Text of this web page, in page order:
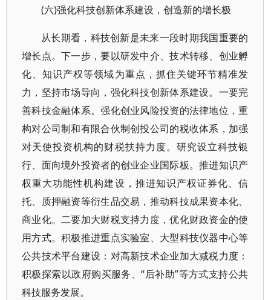
(六)强化科技创新体系建设，创造新的增长极
从长期看，科技创新是未来一段时期我国重要的
增长点。下一步，要以研发中介、技术转移、创业孵
化、知识产权等领域为重点，抓住关键环节精准发
力，坚持市场导向，强化科技创新体系建设。一要完
善科技金融体系。强化创业风险投资的法律地位，重
构对公司制和有限合伙制创投公司的税收体系，加强
对天使投资机构的财税扶持力度。研究设立科技银
行、面向境外投资者的创业企业国际板。推进知识产
权重大功能性机构建设，推进知识产权证券化、信
托、质押融资等衍生品交易，推动科技成果资本化、
商业化。二要加大财税支持力度，优化财政资金的使
用方式。积极推进重点实验室、大型科技仪器中心等
公共技术平台建设：对高新技术企业加大减税力度：
积极探索以政府购买服务、“后补助”等方式支持公共
科技服务发展。